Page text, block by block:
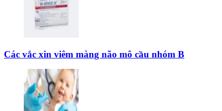
Các vắc xin viêm màng não mô cầu nhóm B